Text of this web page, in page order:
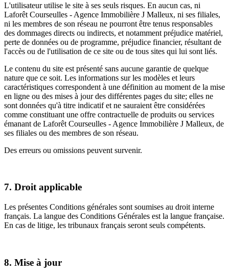
L'utilisateur utilise le site à ses seuls risques. En aucun cas, ni
Laforêt Courseulles - Agence Immobilière J Malleux, ni ses filiales,
ni les membres de son réseau ne pourront être tenus responsables
des dommages directs ou indirects, et notamment préjudice matériel,
perte de données ou de programme, préjudice financier, résultant de
l'accès ou de l'utilisation de ce site ou de tous sites qui lui sont liés.
Le contenu du site est présenté sans aucune garantie de quelque
nature que ce soit. Les informations sur les modèles et leurs
caractéristiques correspondent à une définition au moment de la mise
en ligne ou des mises à jour des différentes pages du site; elles ne
sont données qu'à titre indicatif et ne sauraient être considérées
comme constituant une offre contractuelle de produits ou services
émanant de Laforêt Courseulles - Agence Immobilière J Malleux, de
ses filiales ou des membres de son réseau.
Des erreurs ou omissions peuvent survenir.
7. Droit applicable
Les présentes Conditions générales sont soumises au droit interne
français. La langue des Conditions Générales est la langue française.
En cas de litige, les tribunaux français seront seuls compétents.
8. Mise à jour